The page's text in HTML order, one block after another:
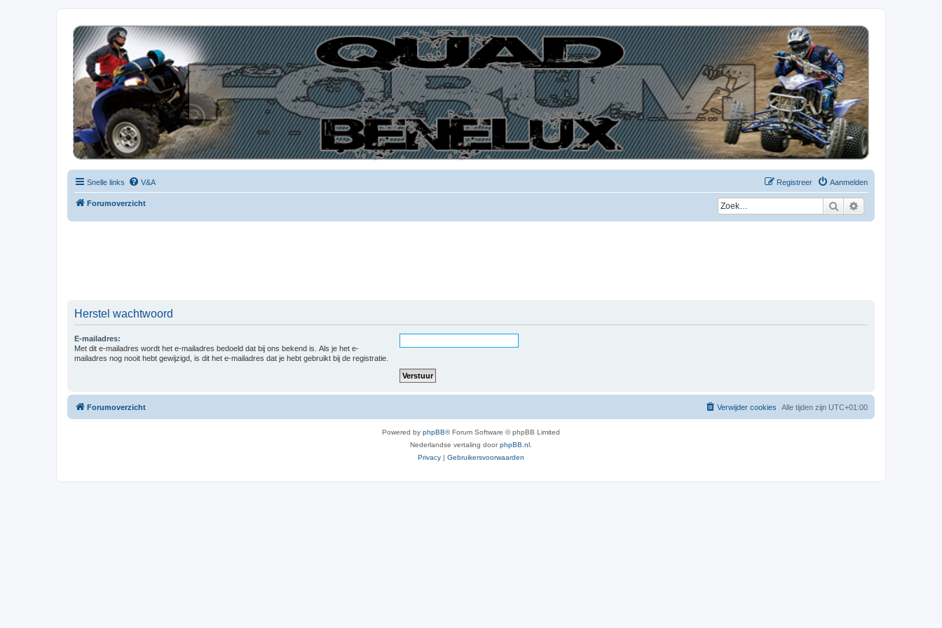
| QFB |
Hét quadforum van de Benelux
Snelle links V&A Aanmelden
Registreer
Forumoverzicht Zoek
Herstel wachtwoord
E-mailadres:
Met dit e-mailadres wordt het e-mailadres bedoeld dat bij ons bekend is. Als je het e-
mailadres nog nooit hebt gewijzigd, is dit het e-mailadres dat je hebt gebruikt bij de registratie.
Forumoverzicht Alle tijden zijn UTC+01:00
Verwijder cookies
Powered by phpBB® Forum Software © phpBB Limited
Nederlandse vertaling doorphpBB.nl
Privacy | Gebruikersvoorwaarden